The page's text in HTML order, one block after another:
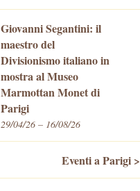
Giovanni Segantini: il
maestro del
Divisionismo italiano in
mostra al Museo
Marmottan Monet di
Parigi
29/04/26 – 16/08/26
Eventi a Parigi >